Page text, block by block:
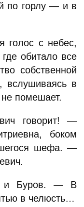
по горлу — и в
с небес,
обитало все
собственной
вслушиваясь в
помешает.
говорит! —
боком
шефа. —
и Буров. — В
в челюсть…